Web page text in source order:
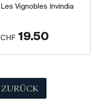
Les Vignobles Invindia
CHF 19.50
ZURÜCK